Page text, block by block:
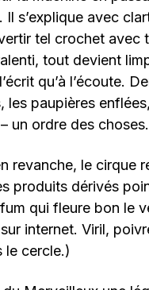
s’explique avec
tel crochet avec
tout devient
qu’à l’écoute.
les paupières
un ordre des choses.
revanche, le cirque
produits dérivés
qui fleure bon le
internet. Viril,
le cercle.)